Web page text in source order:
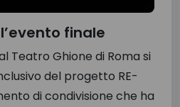
l’evento finale
Teatro Ghione di Roma si
del progetto RE-
di condivisione che ha